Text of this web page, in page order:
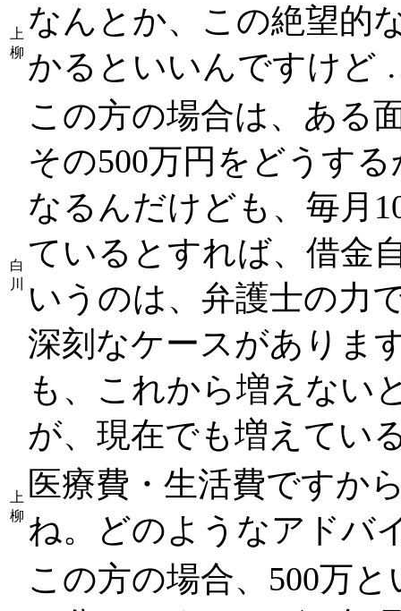
上
柳
なんとか、この絶望的
かるといいんですけ
白
川
この方の場合は、ある
その500万円をどうす
なるんだけども、毎月
ているとすれば、借金
いうのは、弁護士の
深刻なケースがありま
も、これから増えない
が、現在でも増えて
上
柳
医療費・生活費ですか
ね。どのようなアドバ
この方の場合、500万